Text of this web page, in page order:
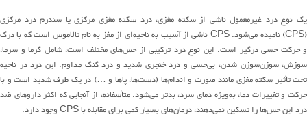
یک نوع درد غیرمعمول ناشی از سکته مغزی، درد سکته مغزی مرکزی یا سندرم درد مرکزی
(CPS)
نامیدهمیشود. CPS ناشی از آسیب بهناحیهای از مغز به نام تالاموس است که با درک
و حرکت حسی درگیر است. این نوعدرد ترکیبی از حس‌های مختلف است، شامل گرما و سرما،
سوزش،سوزنسوزن شدن، بیحسیو درد خنجری شدید و دردگنگ مداوم. این درددر ناحیه
تحت تأثیر سکته مغزیمانندصورت واندامها(دست‌ها، پاها و …) در یک طرفشدید است و با
حرکت و تغییرات دما،بهویژهدمای سرد، بدترمیشود.متأسفانه، از آنجایی که اکثر داروهای ضد
درد اینحس‌هارا تسکیننمیدهند،درمانهایبسیار کمی برای مقابله باCPSوجود دارد.